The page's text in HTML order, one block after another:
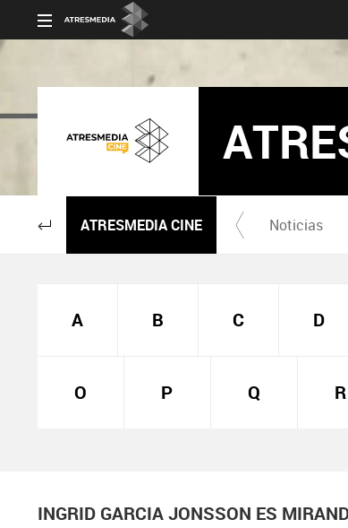
ATRESMEDIA CINE Noticias
A B C D
O P Q R
INGRID GARCIA JONSSON ES